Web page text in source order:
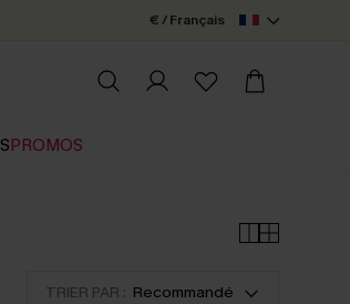
€ / Français
PROMOS
TRIER PAR : Recommandé